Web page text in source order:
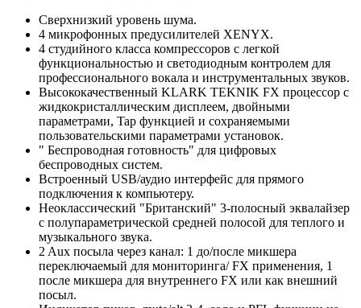
Сверхнизкий уровень шума.
4 микрофонных предусилителей XENYX.
4 студийного класса компрессоров с легкой
функциональностью и светодиодным контролем для
профессионального вокала и инструментальных звуков.
Высококачественный KLARK TEKNIK FX процессор с
жидкокристаллическим дисплеем, двойными
параметрами, Tap функцией и сохраняемыми
пользовательскими параметрами установок.
" Беспроводная готовность" для цифровых
беспроводных систем.
Встроенный USB/аудио интерфейс для прямого
подключения к компьютеру.
Неоклассический "Британский" 3-полосный эквалайзер
с полупараметрической средней полосой для теплого и
музыкального звука.
2 Aux посыла через канал: 1 до/после микшера
переключаемый для мониторинга/ FX применения, 1
после микшера для внутреннего FX или как внешний
посыл.